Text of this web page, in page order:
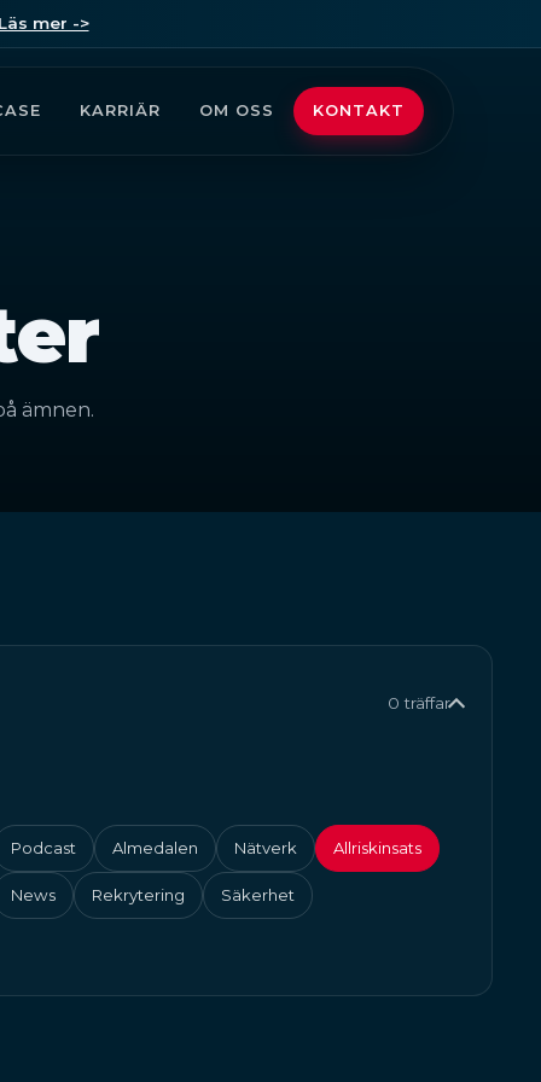
Läs mer ->
KARRIÄR OM OSS KONTAKT
ämnen.
0 träffar
Podcast Almedalen Nätverk Allriskinsats
News Rekrytering Säkerhet